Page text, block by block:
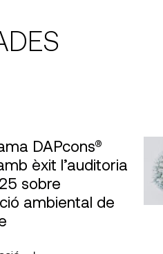
DAPcons®
èxit l’auditoria
sobre
ambiental de